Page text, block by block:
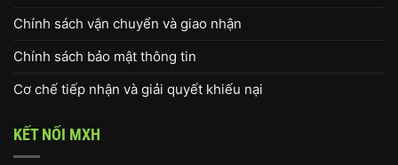
Chính sách vận chuyển và giao nhận
Chính sách bảo mật thông tin
Cơ chế tiếp nhận và giải quyết khiếu nại
KẾT NỐI MXH